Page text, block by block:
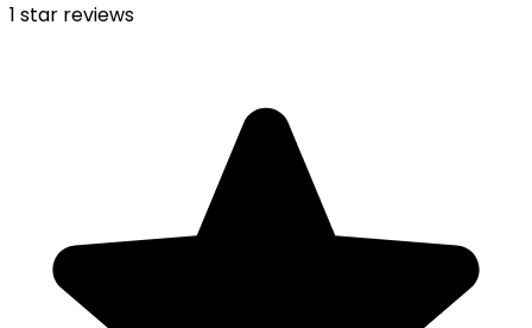
1 star reviews